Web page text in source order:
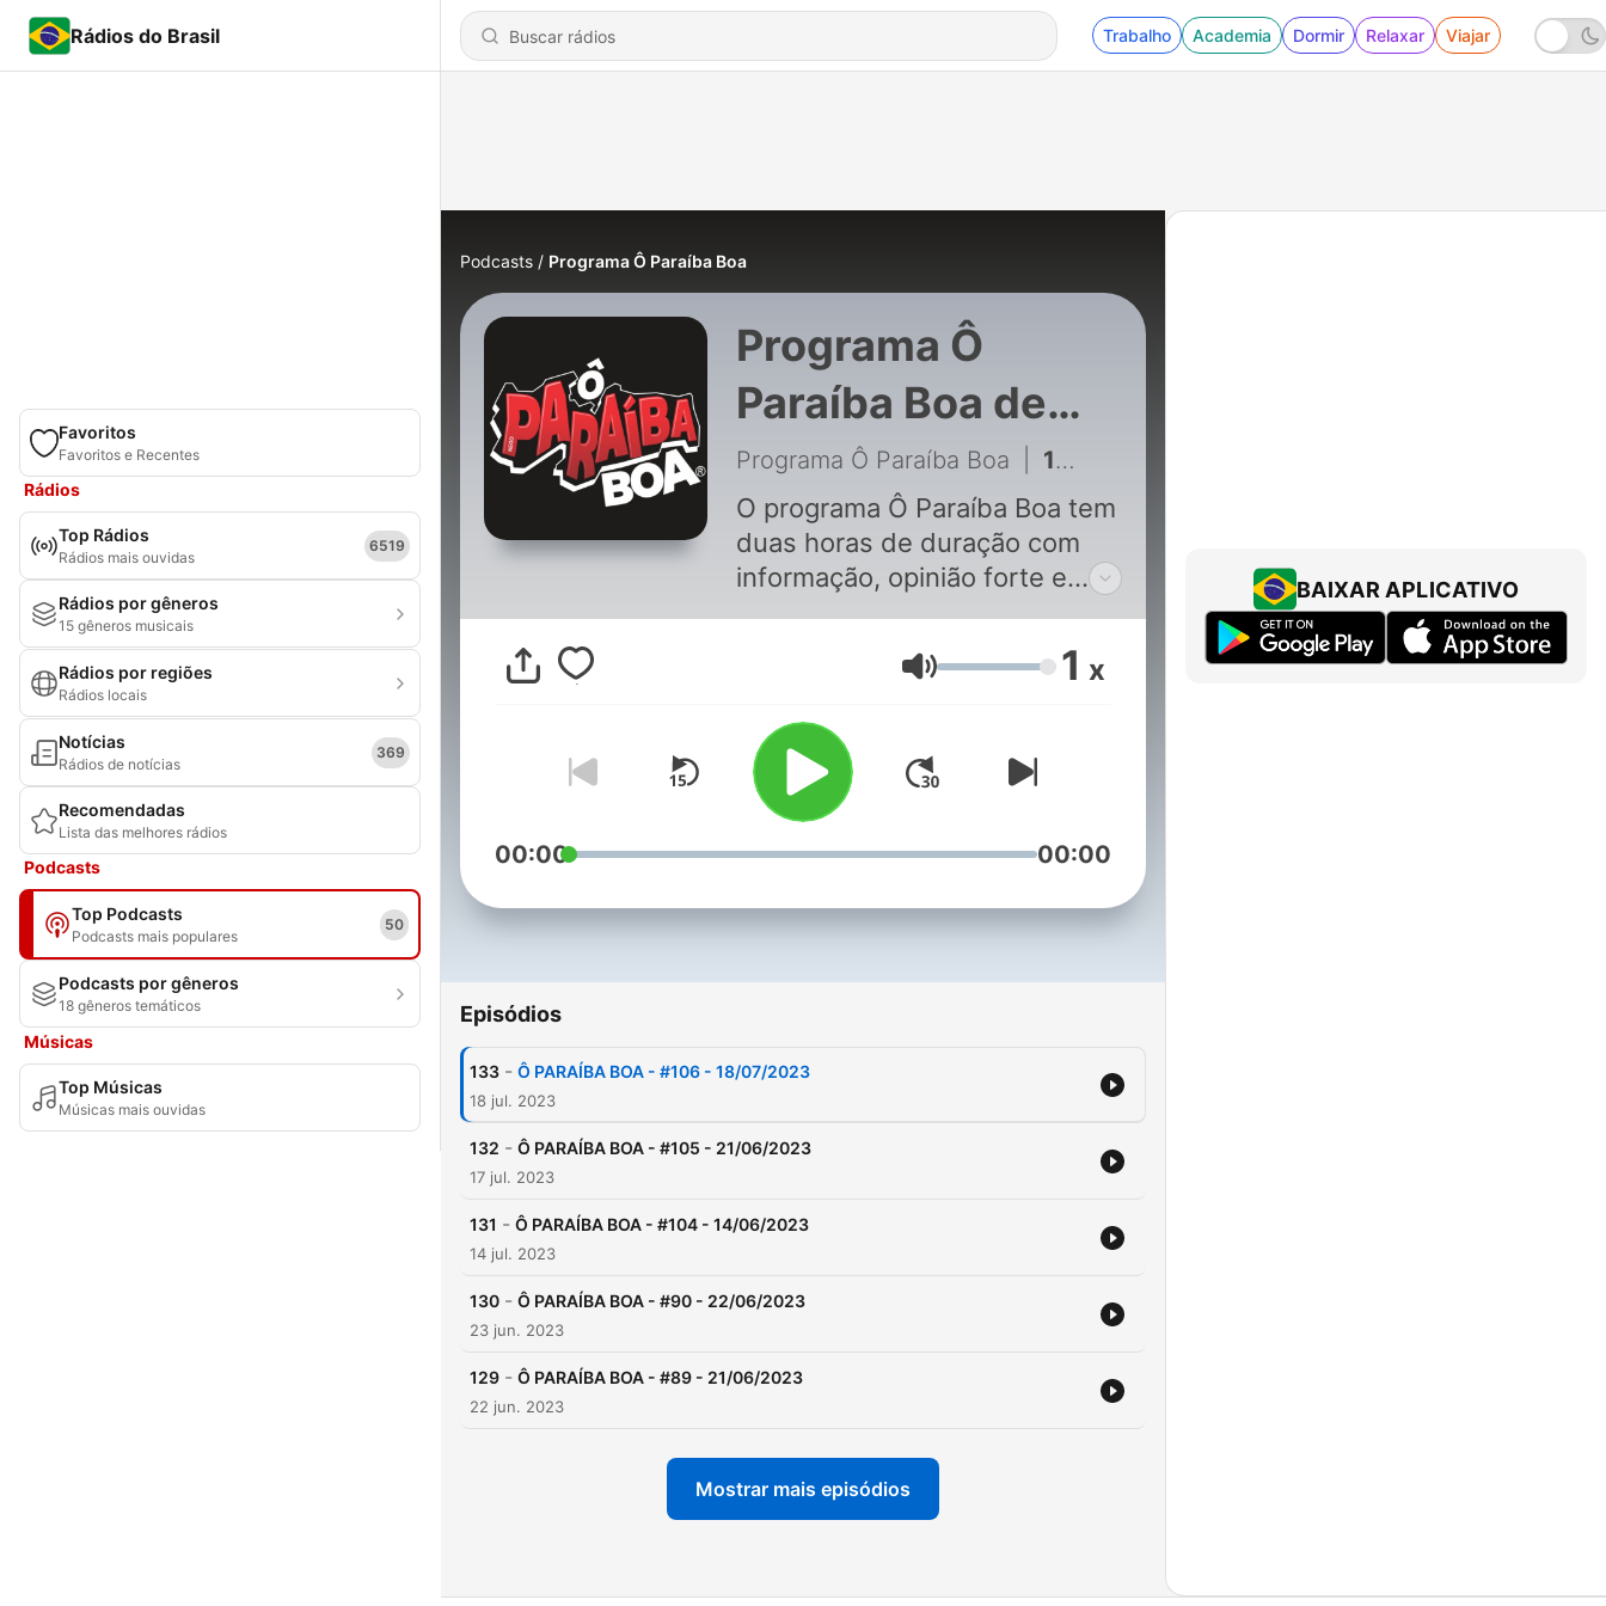
Rádios do Brasil Trabalho Academia Dormir Relaxar Viajar
Favoritos
Favoritos e Recentes
Rádios
Top Rádios
Rádios mais ouvidas
6519
Rádios por gêneros
15 gêneros musicais
Rádios por regiões
Rádios locais
Notícias
Rádios de notícias
369
Recomendadas
Lista das melhores rádios
Podcasts
Top Podcasts
Podcasts mais populares
50
Podcasts por gêneros
18 gêneros temáticos
Músicas
Top Músicas
Músicas mais ouvidas
Podcasts Programa Ô Paraíba Boa
Programa Ô
Paraíba Boa de
Programa Ô
Paraíba Boa
Programa Ô Paraíba Boa 133 - Ô PARAÍBA BOA - #106 - 18/07/2023
O programa Ô Paraíba Boa tem
duas horas de duração com
informação, opinião forte e
irreverência. A apresentação é
dos comunicadores Fabiano
Gomes, Bruno Filho e Ângelo
Medeiros.
Volume 1 x
00:00 00:00
Episódios
133 - Ô PARAÍBA BOA - #106 - 18/07/2023
18 jul. 2023
132 - Ô PARAÍBA BOA - #105 - 21/06/2023
17 jul. 2023
131 - Ô PARAÍBA BOA - #104 - 14/06/2023
14 jul. 2023
130 - Ô PARAÍBA BOA - #90 - 22/06/2023
23 jun. 2023
129 - Ô PARAÍBA BOA - #89 - 21/06/2023
22 jun. 2023
Mostrar mais episódios
BAIXAR APLICATIVO